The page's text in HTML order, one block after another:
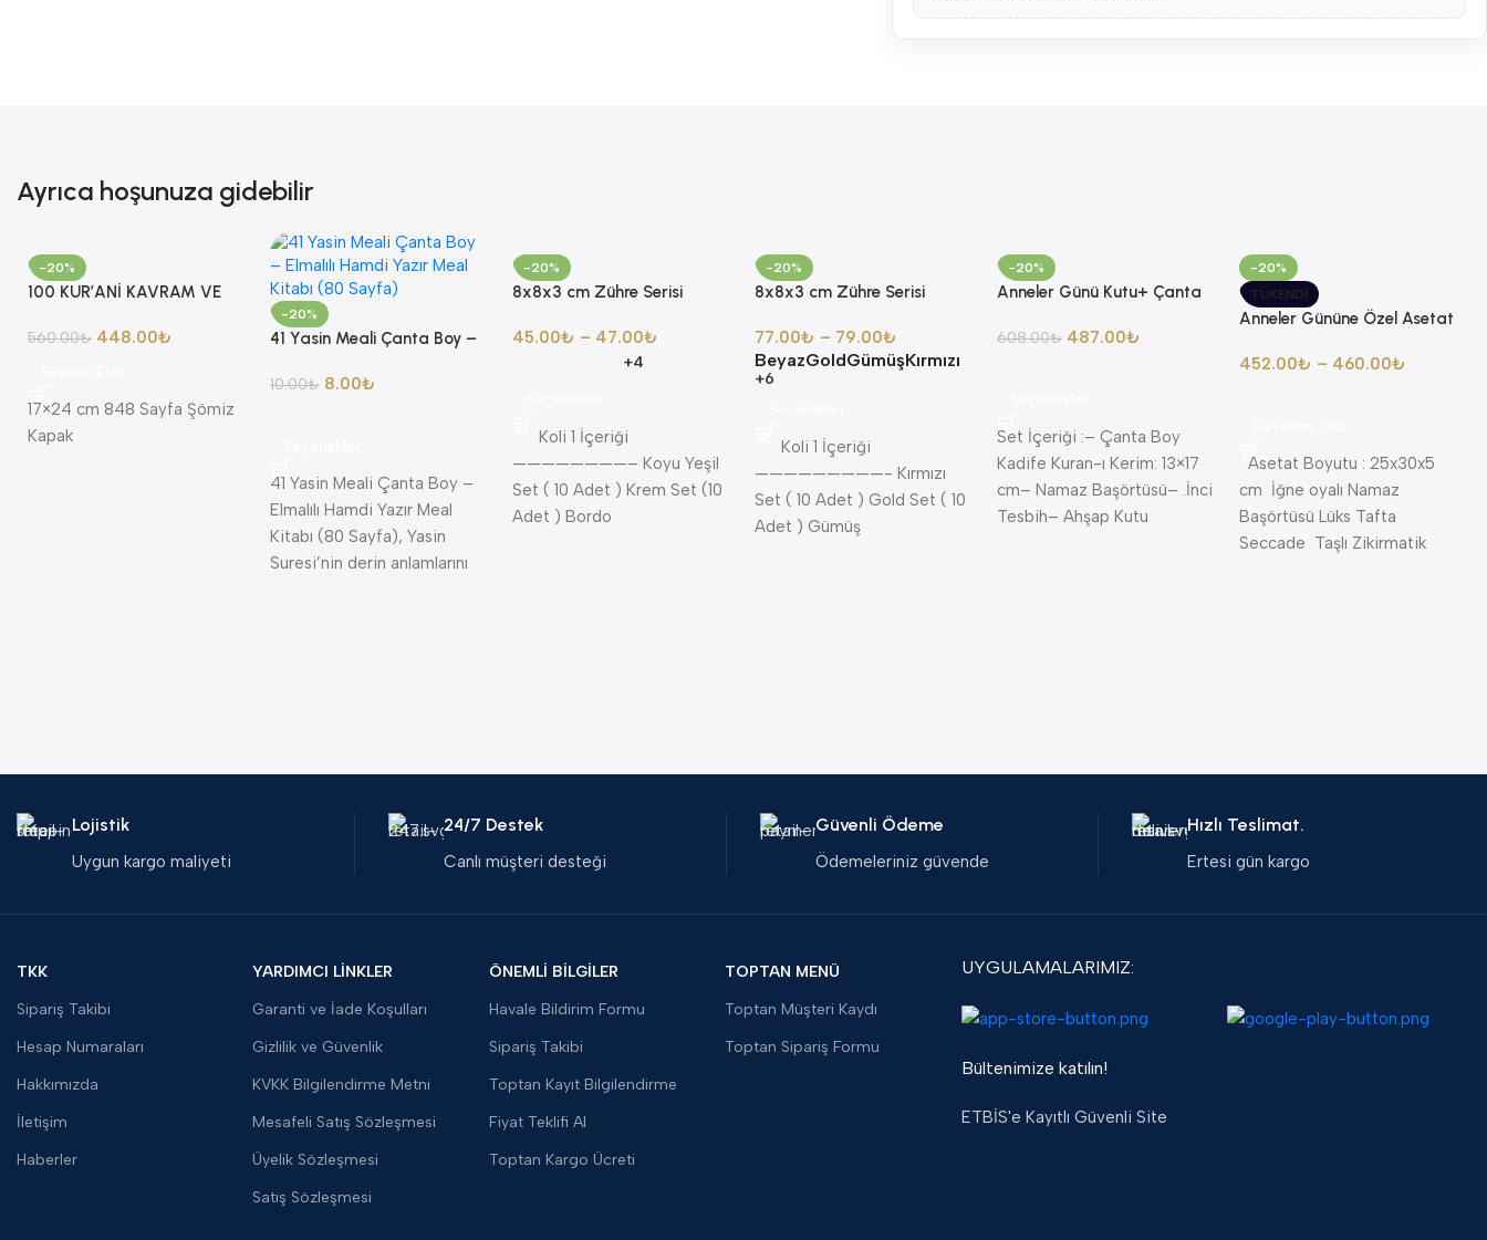
Ayrıca hoşunuza gidebilir
-20%
100 KUR’ANİ KAVRAM VE
560.00₺ 448.00₺
17×24 cm 848 Sayfa Şömiz
Kapak
-20%
41 Yasin Meali Çanta Boy –
Kitabı (80 Sayfa)
10.00₺ 8.00₺
41 Yasin Meali Çanta Boy –
Elmalılı Hamdi Yazır Meal
Kitabı (80 Sayfa), Yasin
Suresi’nin derin anlamlarını
-20%
8x8x3 cm Zühre Serisi
Arapça Tek Sayfa Püsküllü
Kadife Kuran-ı Kerim + Gül
45.00₺ – 47.00₺
+4
Koli 1 İçeriği
————————– Koyu Yeşil
Set ( 10 Adet ) Krem Set (10
Adet ) Bordo
-20%
8x8x3 cm Zühre Serisi
Tesbih + Taş Süslü
Zikirmatik Seti
77.00₺ – 79.00₺
BeyazGoldGümüşKırmızı
+6
Koli 1 İçeriği
—————————- Kırmızı
Set ( 10 Adet ) Gold Set ( 10
Adet ) Gümüş
-20%
Anneler Günü Kutu+ Çanta
İnci Tesbih – 168124
608.00₺ 487.00₺
Set İçeriği :– Çanta Boy
Kadife Kuran-ı Kerim: 13×17
cm– Namaz Başörtüsü– .İnci
Tesbih– Ahşap Kutu
-20%
TÜKENDI
Anneler Gününe Özel Asetat
Namaz Başörtüsü Seti
452.00₺ – 460.00₺
Asetat Boyutu : 25x30x5
cm İğne oyalı Namaz
Başörtüsü Lüks Tafta
Seccade Taşlı Zikirmatik
Lojistik
Uygun kargo maliyeti
24/7 Destek
Canlı müşteri desteği
Güvenli Ödeme
Ödemeleriniz güvende
Hızlı Teslimat.
Ertesi gün kargo
TKK
Sipariş Takibi
Hesap Numaraları
Hakkımızda
İletişim
Haberler
YARDIMCI LİNKLER
Garanti ve İade Koşulları
Gizlilik ve Güvenlik
KVKK Bilgilendirme Metni
Mesafeli Satış Sözleşmesi
Üyelik Sözleşmesi
Satış Sözleşmesi
ÖNEMLİ BİLGİLER
Havale Bildirim Formu
Sipariş Takibi
Toptan Kayıt Bilgilendirme
Fiyat Teklifi Al
Toptan Kargo Ücreti
TOPTAN MENÜ
Toptan Müşteri Kaydı
Toptan Sipariş Formu
UYGULAMALARIMIZ:
Bültenimize katılın!
ETBİS'e Kayıtlı Güvenli Site